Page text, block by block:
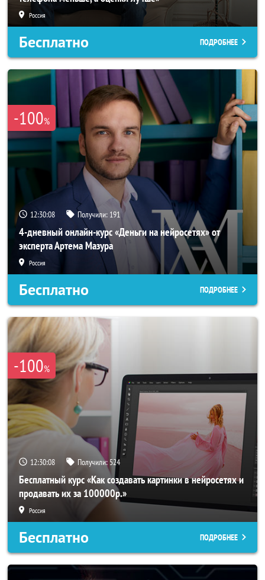
Россия
Бесплатно ПОДРОБНЕЕ
-100%
12:30:05 Получили: 191
4-дневный онлайн-курс «Деньги на нейросетях» от
эксперта Артема Мазура
Россия
Бесплатно ПОДРОБНЕЕ
-100%
12:30:05 Получили: 524
Бесплатный курс «Как создавать картинки в нейросетях и
продавать их за 100000р.»
Россия
Бесплатно ПОДРОБНЕЕ